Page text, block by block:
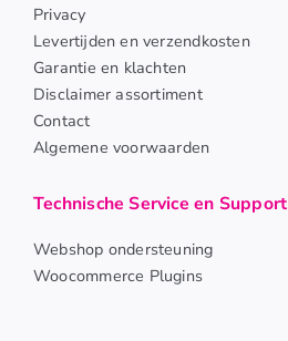
Privacy
Levertijden en verzendkosten
Garantie en klachten
Disclaimer assortiment
Contact
Algemene voorwaarden
Technische Service en Support
Webshop ondersteuning
Woocommerce Plugins